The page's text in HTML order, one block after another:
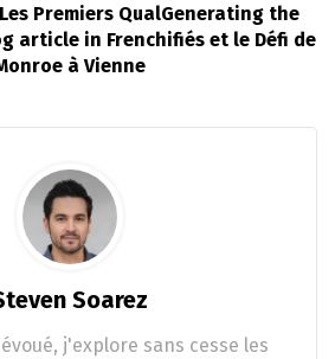
Premiers QualGenerating the
article in Frenchifiés et le Défi de
à Vienne
Soarez
j'explore sans cesse les